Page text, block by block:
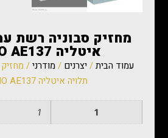
מחזיק סבוניה רשת
איטליה BAGNO AE137
עמוד הבית/ יצרנים / מודרני/
תלויה איטליה BAGNO AE137
1
1